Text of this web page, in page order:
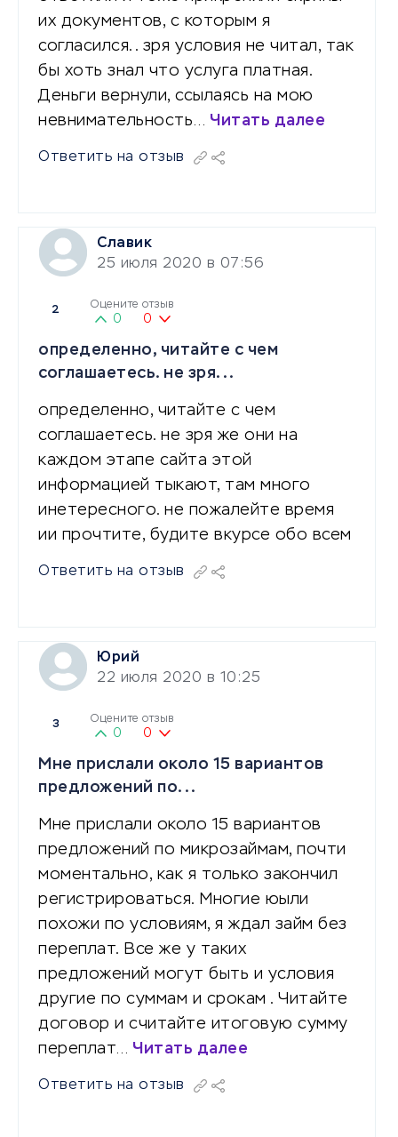
их документов, с которым я
согласился.. зря условия не читал, так
бы хоть знал что услуга платная.
Деньги вернули, ссылаясь на мою
невнимательность… Читать далее
Ответить на отзыв
Славик
25 июля 2020 в 07:56
2 Оцените отзыв
0 0
определенно, читайте с чем
соглашаетесь. не зря...
определенно, читайте с чем
соглашаетесь. не зря же они на
каждом этапе сайта этой
информацией тыкают, там много
инетересного. не пожалейте время
ии прочтите, будите вкурсе обо всем
Ответить на отзыв
Юрий
22 июля 2020 в 10:25
3 Оцените отзыв
0 0
Мне прислали около 15 вариантов
предложений по...
Мне прислали около 15 вариантов
предложений по микрозаймам, почти
моментально, как я только закончил
регистрироваться. Многие юыли
похожи по условиям, я ждал займ без
переплат. Все же у таких
предложений могут быть и условия
другие по суммам и срокам . Читайте
договор и считайте итоговую сумму
переплат… Читать далее
Ответить на отзыв